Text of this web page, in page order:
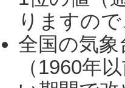
りますの
全国の気
（1960年